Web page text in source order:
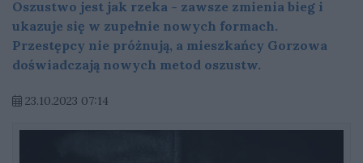
Oszustwo jest jak rzeka - zawsze zmienia bieg i
ukazuje się w zupełnie nowych formach.
Przestępcy nie próżnują, a mieszkańcy Gorzowa
doświadczają nowych metod oszustw.
23.10.2023 07:14